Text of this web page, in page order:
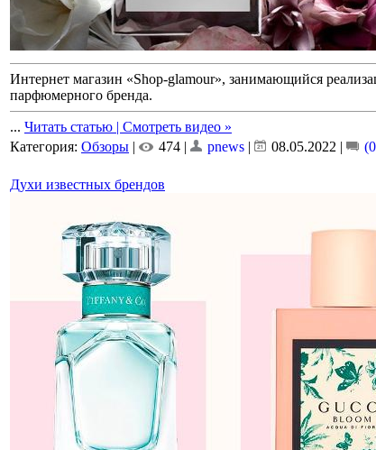
Интернет магазин «Shop-glamour», занимающийся
парфюмерного бренда.
... Читать статью | Смотреть видео »
Категория: Обзоры | 474 | pnews | 08.05.2022 |
Духи известных брендов